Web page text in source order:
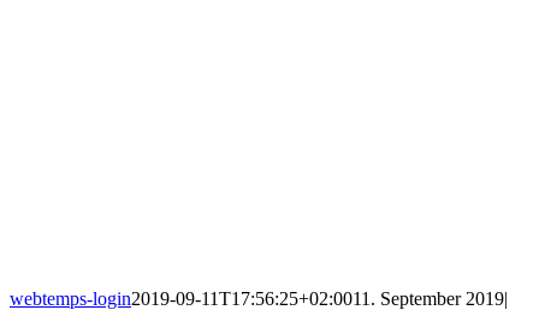
webtemps-login2019-09-11T17:56:25+02:0011. September 2019|